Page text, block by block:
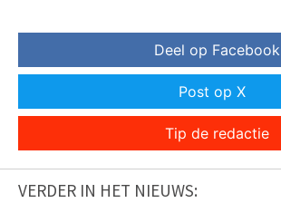
Deel op Facebook
Post op X
Tip de redactie
VERDER IN HET NIEUWS: